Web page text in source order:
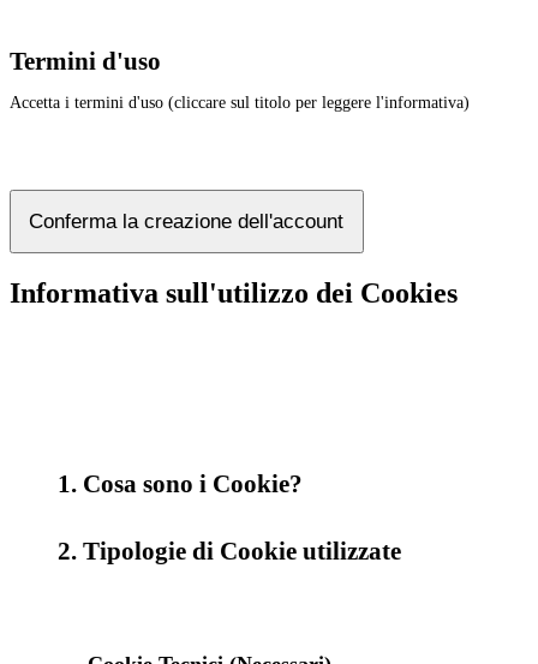
Termini d'uso
Accetta i termini d'uso (cliccare sul titolo per leggere l'informativa)
Conferma la creazione dell'account
Informativa sull'utilizzo dei Cookies
1. Cosa sono i Cookie?
2. Tipologie di Cookie utilizzate